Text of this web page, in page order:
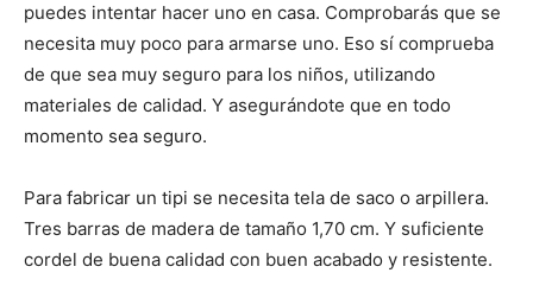
puedes intentar hacer uno en casa. Comprobarás que se
necesita muy poco para armarse uno. Eso sí comprueba
de que sea muy seguro para los niños, utilizando
materiales de calidad. Y asegurándote que en todo
momento sea seguro.
Para fabricar un tipi se necesita tela de saco o arpillera.
Tres barras de madera de tamaño 1,70 cm. Y suficiente
cordel de buena calidad con buen acabado y resistente.